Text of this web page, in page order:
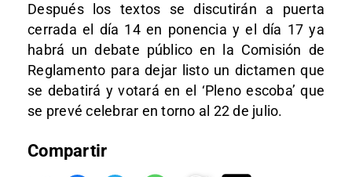
Después los textos se discutirán a puerta
cerrada el día 14 en ponencia y el día 17 ya
habrá un debate público en la Comisión de
Reglamento para dejar listo un dictamen que
se debatirá y votará en el ‘Pleno escoba’ que
se prevé celebrar en torno al 22 de julio.
Compartir